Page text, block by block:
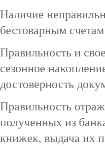
Наличие
бестоварным
Правильность и
сезонное
достоверность
Правильность
полученных из
книжек, выдача их